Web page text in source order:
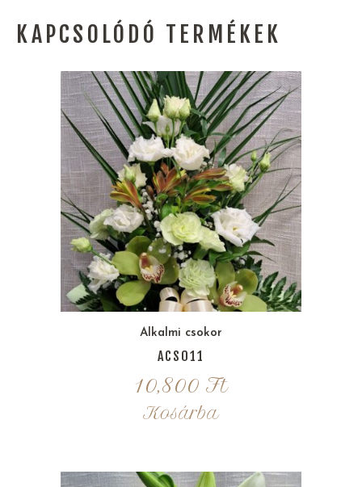
KAPCSOLÓDÓ TERMÉKEK
Alkalmi csokor
ACS011
10,800 Ft
Kosárba